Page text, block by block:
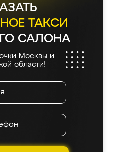
ТАКСИ
САЛОНА
Москвы и
области!